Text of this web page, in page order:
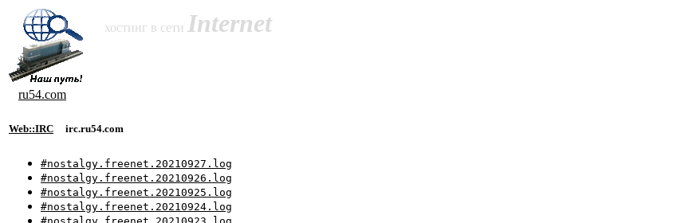
хостинг в сети Internet
ru54.com
Web::IRC irc.ru54.com
#nostalgy.freenet.20210927.log
#nostalgy.freenet.20210926.log
#nostalgy.freenet.20210925.log
#nostalgy.freenet.20210924.log